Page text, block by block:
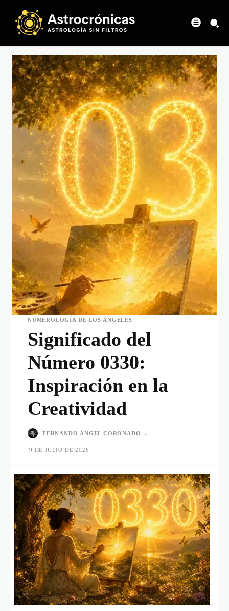
NUMEROLOGÍA DE LOS ÁNGELES
Significado del
Número 0330:
Inspiración en la
Creatividad
FERNANDO ÁNGEL CORONADO -
9 DE JULIO DE 2026